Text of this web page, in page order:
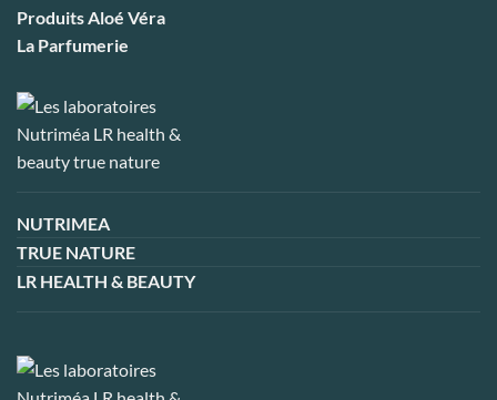
Produits Aloé Véra
La Parfumerie
NUTRIMEA
TRUE NATURE
LR HEALTH & BEAUTY